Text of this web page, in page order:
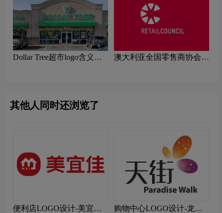
Dollar Tree超市logo含义及
澳大利亚全国零售商协会标
其他人同时还浏览了
便利店LOGO设计-美宜佳
购物中心LOGO设计-龙湖